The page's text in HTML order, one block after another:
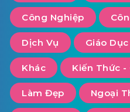
Công Nghiệp
Dịch Vụ Giáo Dục
Khác Kiến Thức -
Làm Đẹp Ngoại